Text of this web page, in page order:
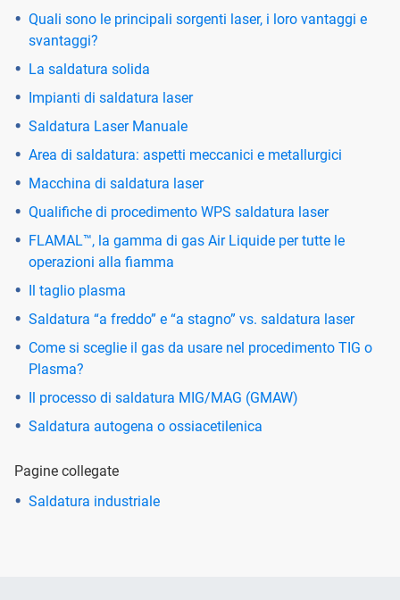
Quali sono le principali sorgenti laser, i loro vantaggi e
svantaggi?
La saldatura solida
Impianti di saldatura laser
Saldatura Laser Manuale
Area di saldatura: aspetti meccanici e metallurgici
Macchina di saldatura laser
Qualifiche di procedimento WPS saldatura laser
FLAMAL™, la gamma di gas Air Liquide per tutte le
operazioni alla fiamma
Il taglio plasma
Saldatura “a freddo” e “a stagno” vs. saldatura laser
Come si sceglie il gas da usare nel procedimento TIG o
Plasma?
Il processo di saldatura MIG/MAG (GMAW)
Saldatura autogena o ossiacetilenica
Pagine collegate
Saldatura industriale